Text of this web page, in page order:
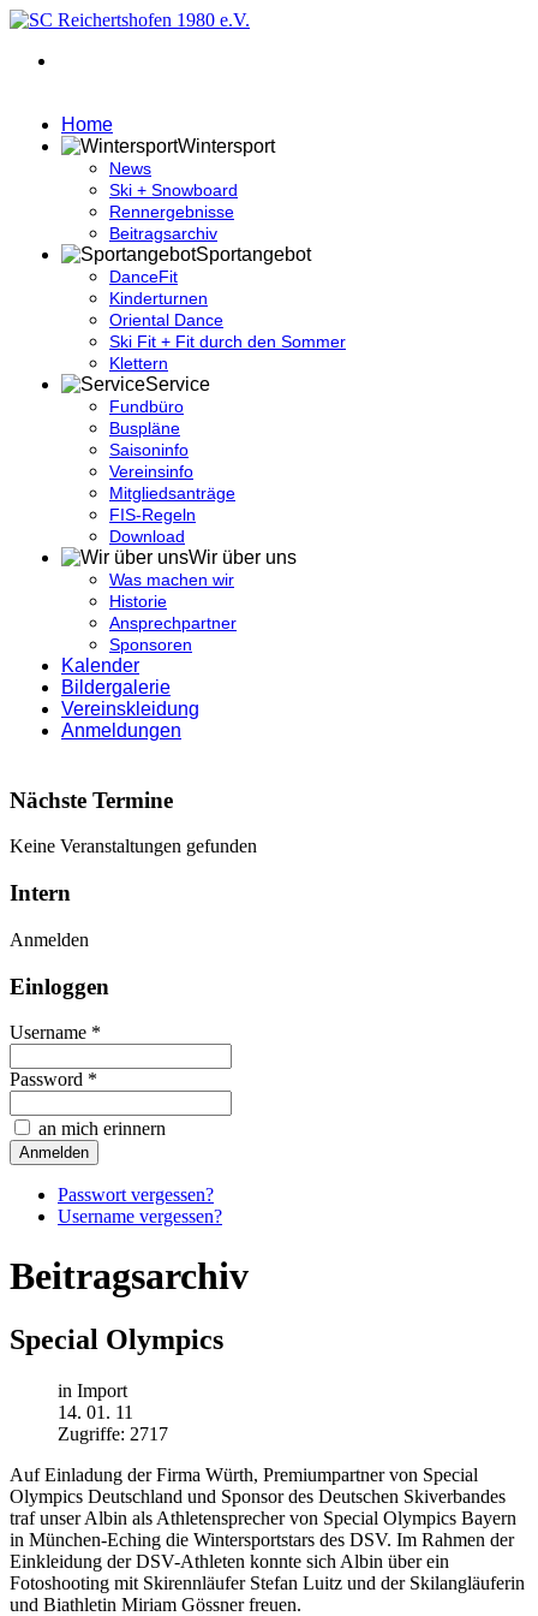
Home
Wintersport
News
Ski + Snowboard
Rennergebnisse
Beitragsarchiv
Sportangebot
DanceFit
Kinderturnen
Oriental Dance
Ski Fit + Fit durch den Sommer
Klettern
Service
Fundbüro
Buspläne
Saisoninfo
Vereinsinfo
Mitgliedsanträge
FIS-Regeln
Download
Wir über uns
Was machen wir
Historie
Ansprechpartner
Sponsoren
Kalender
Bildergalerie
Vereinskleidung
Anmeldungen
Nächste Termine
Keine Veranstaltungen gefunden
Intern
Anmelden
Einloggen
Username *
Password *
an mich erinnern
Passwort vergessen?
Username vergessen?
Beitragsarchiv
Special Olympics
in Import
14. 01. 11
Zugriffe: 2717
Auf Einladung der Firma Würth, Premiumpartner von Special
Olympics Deutschland und Sponsor des Deutschen Skiverbandes
traf unser Albin als Athletensprecher von Special Olympics Bayern
in München-Eching die Wintersportstars des DSV. Im Rahmen der
Einkleidung der DSV-Athleten konnte sich Albin über ein
Fotoshooting mit Skirennläufer Stefan Luitz und der Skilangläuferin
und Biathletin Miriam Gössner freuen.